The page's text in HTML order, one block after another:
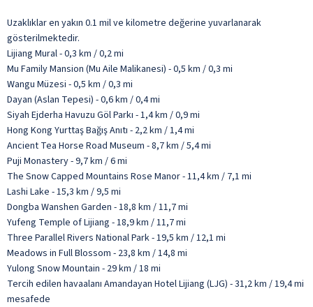
Uzaklıklar en yakın 0.1 mil ve kilometre değerine yuvarlanarak
gösterilmektedir.
Lijiang Mural - 0,3 km / 0,2 mi
Mu Family Mansion (Mu Aile Malikanesi) - 0,5 km / 0,3 mi
Wangu Müzesi - 0,5 km / 0,3 mi
Dayan (Aslan Tepesi) - 0,6 km / 0,4 mi
Siyah Ejderha Havuzu Göl Parkı - 1,4 km / 0,9 mi
Hong Kong Yurttaş Bağış Anıtı - 2,2 km / 1,4 mi
Ancient Tea Horse Road Museum - 8,7 km / 5,4 mi
Puji Monastery - 9,7 km / 6 mi
The Snow Capped Mountains Rose Manor - 11,4 km / 7,1 mi
Lashi Lake - 15,3 km / 9,5 mi
Dongba Wanshen Garden - 18,8 km / 11,7 mi
Yufeng Temple of Lijiang - 18,9 km / 11,7 mi
Three Parallel Rivers National Park - 19,5 km / 12,1 mi
Meadows in Full Blossom - 23,8 km / 14,8 mi
Yulong Snow Mountain - 29 km / 18 mi
Tercih edilen havaalanı Amandayan Hotel Lijiang (LJG) - 31,2 km / 19,4 mi
mesafede